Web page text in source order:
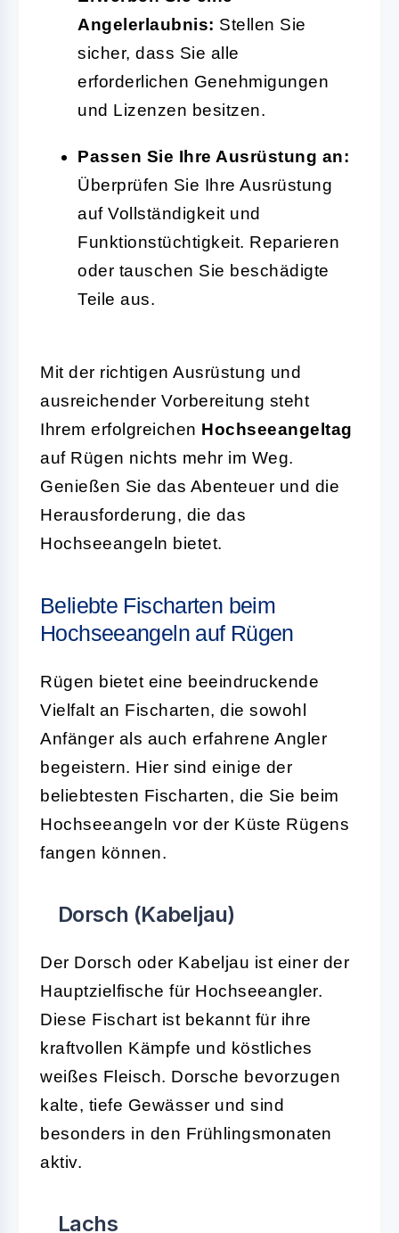
Angelerlaubnis: Stellen Sie
sicher, dass Sie alle
erforderlichen Genehmigungen
und Lizenzen besitzen.
Passen Sie Ihre Ausrüstung an:
Überprüfen Sie Ihre Ausrüstung
auf Vollständigkeit und
Funktionstüchtigkeit. Reparieren
oder tauschen Sie beschädigte
Teile aus.
Mit der richtigen Ausrüstung und
ausreichender Vorbereitung steht
Ihrem erfolgreichen Hochseeangeltag
auf Rügen nichts mehr im Weg.
Genießen Sie das Abenteuer und die
Herausforderung, die das
Hochseeangeln bietet.
Beliebte Fischarten beim
Hochseeangeln auf Rügen
Rügen bietet eine beeindruckende
Vielfalt an Fischarten, die sowohl
Anfänger als auch erfahrene Angler
begeistern. Hier sind einige der
beliebtesten Fischarten, die Sie beim
Hochseeangeln vor der Küste Rügens
fangen können.
Dorsch (Kabeljau)
Der Dorsch oder Kabeljau ist einer der
Hauptzielfische für Hochseeangler.
Diese Fischart ist bekannt für ihre
kraftvollen Kämpfe und köstliches
weißes Fleisch. Dorsche bevorzugen
kalte, tiefe Gewässer und sind
besonders in den Frühlingsmonaten
aktiv.
Lachs